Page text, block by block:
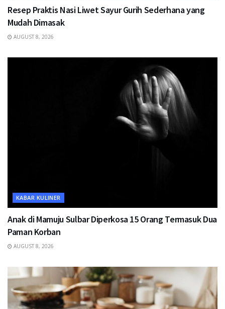
Resep Praktis Nasi Liwet Sayur Gurih Sederhana yang
Mudah Dimasak
AUGUST 8, 2026
KABAR KULINER
Anak di Mamuju Sulbar Diperkosa 15 Orang Termasuk Dua
Paman Korban
AUGUST 8, 2026